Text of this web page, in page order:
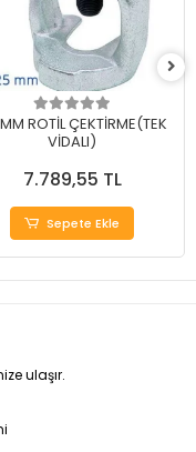
ROTİL ÇEKTİRME(TEK
VİDALI)
7.789,55 TL
Sepete Ekle
ulaşır.